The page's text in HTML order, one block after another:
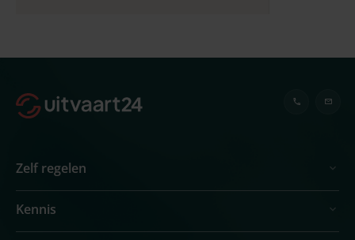
Zelf regelen
Kennis